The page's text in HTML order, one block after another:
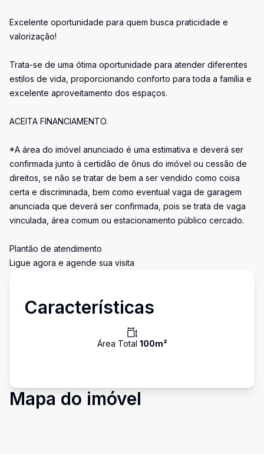
Excelente oportunidade para quem busca praticidade e
valorização!
Trata-se de uma ótima oportunidade para atender diferentes
estilos de vida, proporcionando conforto para toda a família e
excelente aproveitamento dos espaços.
ACEITA FINANCIAMENTO.
*A área do imóvel anunciado é uma estimativa e deverá ser
confirmada junto à certidão de ônus do imóvel ou cessão de
direitos, se não se tratar de bem a ser vendido como coisa
certa e discriminada, bem como eventual vaga de garagem
anunciada que deverá ser confirmada, pois se trata de vaga
vinculada, área comum ou estacionamento público cercado.
Plantão de atendimento
Ligue agora e agende sua visita
Características
Área Total 100m²
Mapa do imóvel